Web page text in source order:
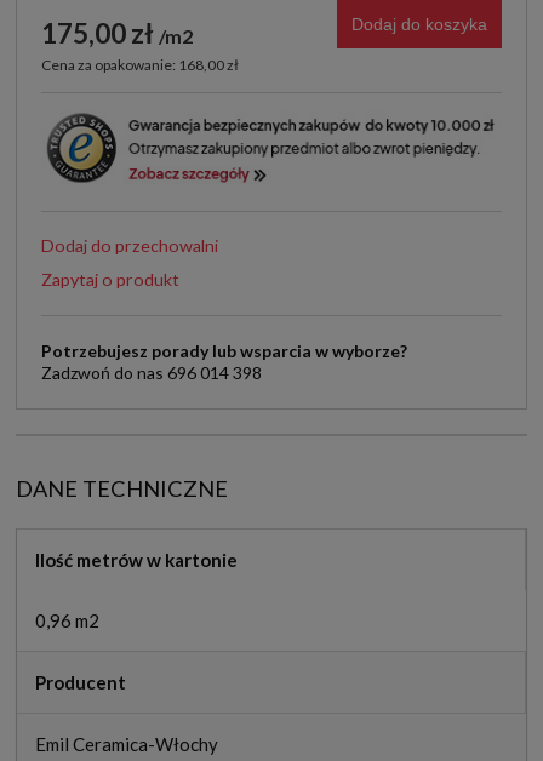
175,00 zł m2
Cena za opakowanie: 168,00 zł
Dodaj do koszyka
Dodaj do przechowalni
Zapytaj o produkt
Potrzebujesz porady lub wsparcia w wyborze?
Zadzwoń do nas 696 014 398
DANE TECHNICZNE
Ilość metrów w kartonie
0,96 m2
Producent
Emil Ceramica-Włochy